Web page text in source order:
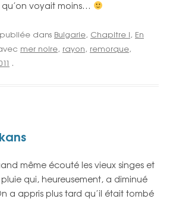
voyait moins…
dans Bulgarie, Chapitre I, En
mer noire, rayon, remorque,
.
même écouté les vieux singes et
qui, heureusement, a diminué
a appris plus tard qu’il était tombé